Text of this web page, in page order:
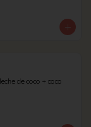
de coco + coco